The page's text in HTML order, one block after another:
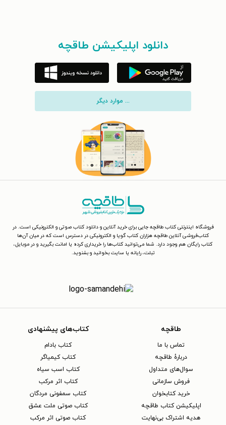
دانلود اپلیکیشن طاقچه
... موارد دیگر
فروشگاه اینترنتی کتاب طاقچه جایی برای خرید آنلاین و دانلود کتاب صوتی و الکترونیکی است. در
کتاب‌فروشی آنلاین طاقچه هزاران کتاب گویا و الکترونیکی در دسترس است که در میان آن‌ها
کتاب رایگان هم وجود دارد. شما می‌توانید کتاب‌ها را خریداری کرده یا امانت بگیرید و در موبایل،
تبلت، رایانه یا سایت بخوانید و بشنوید.
طاقچه
تماس با ما
دربارهٔ طاقچه
سوال‌های متداول
فروش سازمانی
خرید کتابخوان
اپلیکیشن کتاب طاقچه
هدیه اشتراک بی‌نهایت
کتاب‌های پیشنهادی
کتاب بادام
کتاب کیمیاگر
کتاب اسب سیاه
کتاب اثر مرکب
کتاب سمفونی مردگان
کتاب صوتی ملت عشق
کتاب صوتی اثر مرکب